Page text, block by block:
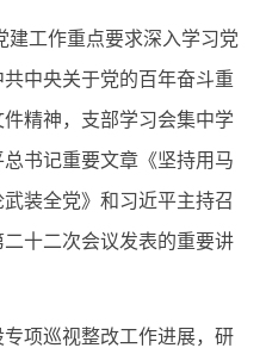
建工作重点要求深入学习党
共中央关于党的百年奋斗重
精神，支部学习会集中学
书记重要文章《坚持用马
装全党》 和习近平主持召
十二次会议发表的重要讲
项巡视整改工作进展，研